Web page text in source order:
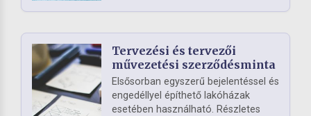
Tervezési és tervezői
művezetési szerződésminta
Elsősorban egyszerű bejelentéssel és
engedéllyel építhető lakóházak
esetében használható. Részletes